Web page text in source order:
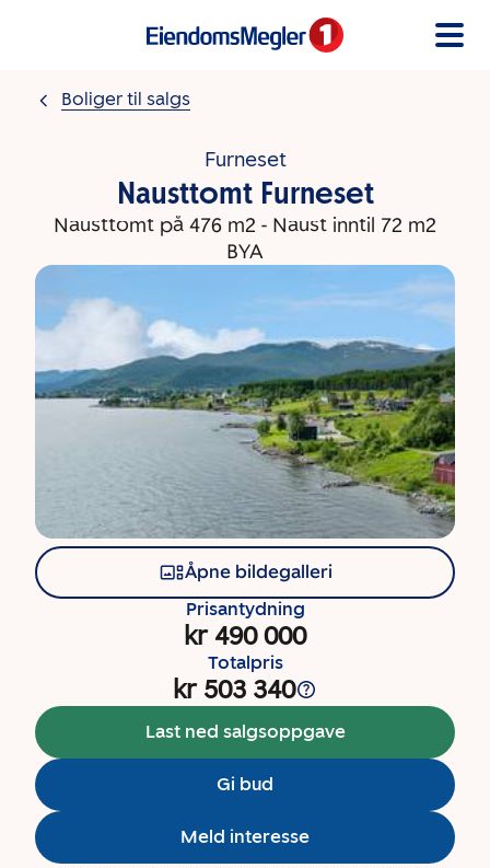
Boliger til salgs
Furneset
Nausttomt Furneset
Nausttomt på 476 m2 - Naust inntil 72 m2
BYA
Åpne bildegalleri
Prisantydning
kr 490 000
Totalpris
kr 503 340
Last ned salgsoppgave
Gi bud
Meld interesse